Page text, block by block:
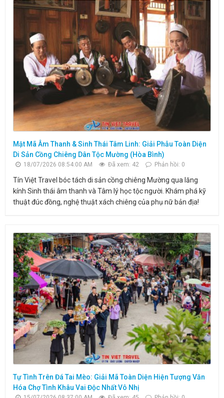
Mật Mã Âm Thanh & Sinh Thái Tâm Linh: Giải Phẫu Toàn Diện
Di Sản Cồng Chiêng Dân Tộc Mường (Hòa Bình)
18/07/2026 08:54:00 AM Đã xem: 42 Phản hồi: 0
Tín Việt Travel bóc tách di sản cồng chiêng Mường qua lăng
kính Sinh thái âm thanh và Tâm lý học tộc người. Khám phá kỹ
thuật đúc đồng, nghệ thuật xách chiêng của phụ nữ bản địa!
Tự Tình Trên Đá Tai Mèo: Giải Mã Toàn Diện Hiện Tượng Văn
Hóa Chợ Tình Khâu Vai Độc Nhất Vô Nhị